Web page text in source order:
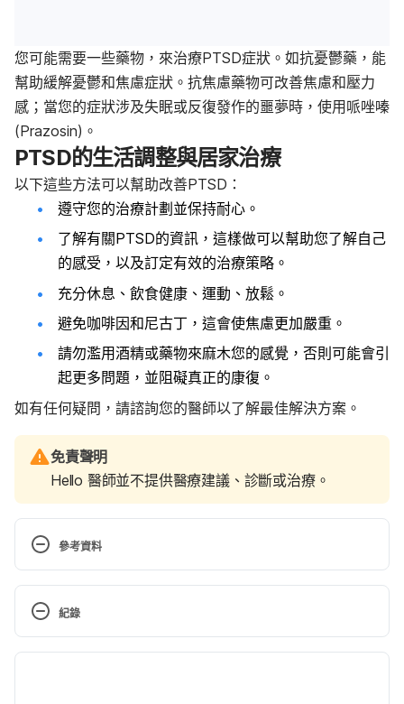
您可能需要一些藥物，來治療PTSD症狀。如抗憂鬱藥，能
幫助緩解憂鬱和焦慮症狀。抗焦慮藥物可改善焦慮和壓力
感；當您的症狀涉及失眠或反復發作的噩夢時，使用哌唑嗪
(Prazosin)。
PTSD的生活調整與居家治療
以下這些方法可以幫助改善PTSD：
遵守您的治療計劃並保持耐心。
了解有關PTSD的資訊，這樣做可以幫助您了解自己
的感受，以及訂定有效的治療策略。
充分休息、飲食健康、運動、放鬆。
避免咖啡因和尼古丁，這會使焦慮更加嚴重。
請勿濫用酒精或藥物來麻木您的感覺，否則可能會引
起更多問題，並阻礙真正的康復。
如有任何疑問，請諮詢您的醫師以了解最佳解決方案。
免責聲明
Hello 醫師並不提供醫療建議、診斷或治療。
參考資料
http://www.webmd.com/mental-health/post-
traumatic-stress-disorder. Accessed July 18, 2016.
紀錄